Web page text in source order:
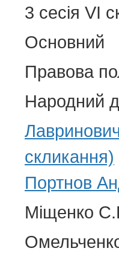
3 сесія VI
Основний
Правова
Народний
скликання)
Портнов
Міщенко